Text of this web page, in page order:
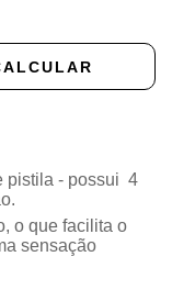
pistila - possui 4
.
o que facilita o
sensação